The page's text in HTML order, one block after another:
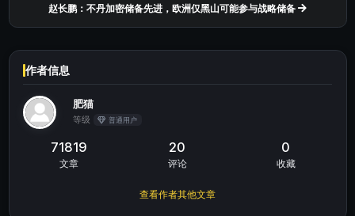
赵长鹏：不丹加密储备先进，欧洲仅黑山可能参与战略储备
作者信息
肥猫
等级 普通用户
71819
文章
20
评论
0
收藏
查看作者其他文章